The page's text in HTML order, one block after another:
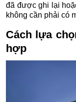
đã được ghi lại
không cần phải có
Cách lựa
hợp